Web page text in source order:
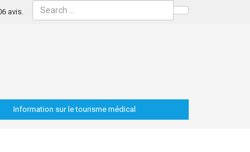
Search
avis.
Information sur le tourisme médical